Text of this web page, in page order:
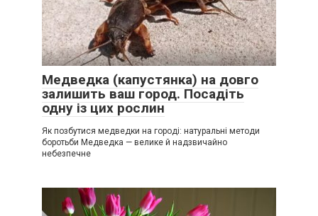
Медведка (капустянка) на довго
залишить ваш город. Посадіть
одну із цих рослин
Як позбутися медведки на городі: натуральні методи
боротьби Медведка — велике й надзвичайно
небезпечне